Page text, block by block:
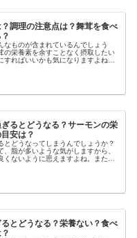
調理の注意点は？舞茸を食べ
なものが含まれているんでしょう
の栄養素を余すことなく摂取したい
すればいいかも気になりますよね。
るとどうなる？サーモンの栄
安は？
とどうなってしまうんでしょうか？
、脂が多いような気がしますから、
くないように思えますよね。また、
とどうなる？栄養ない？食べ